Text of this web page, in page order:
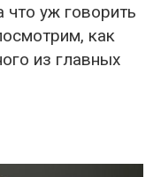
что уж говорить
как
из главных